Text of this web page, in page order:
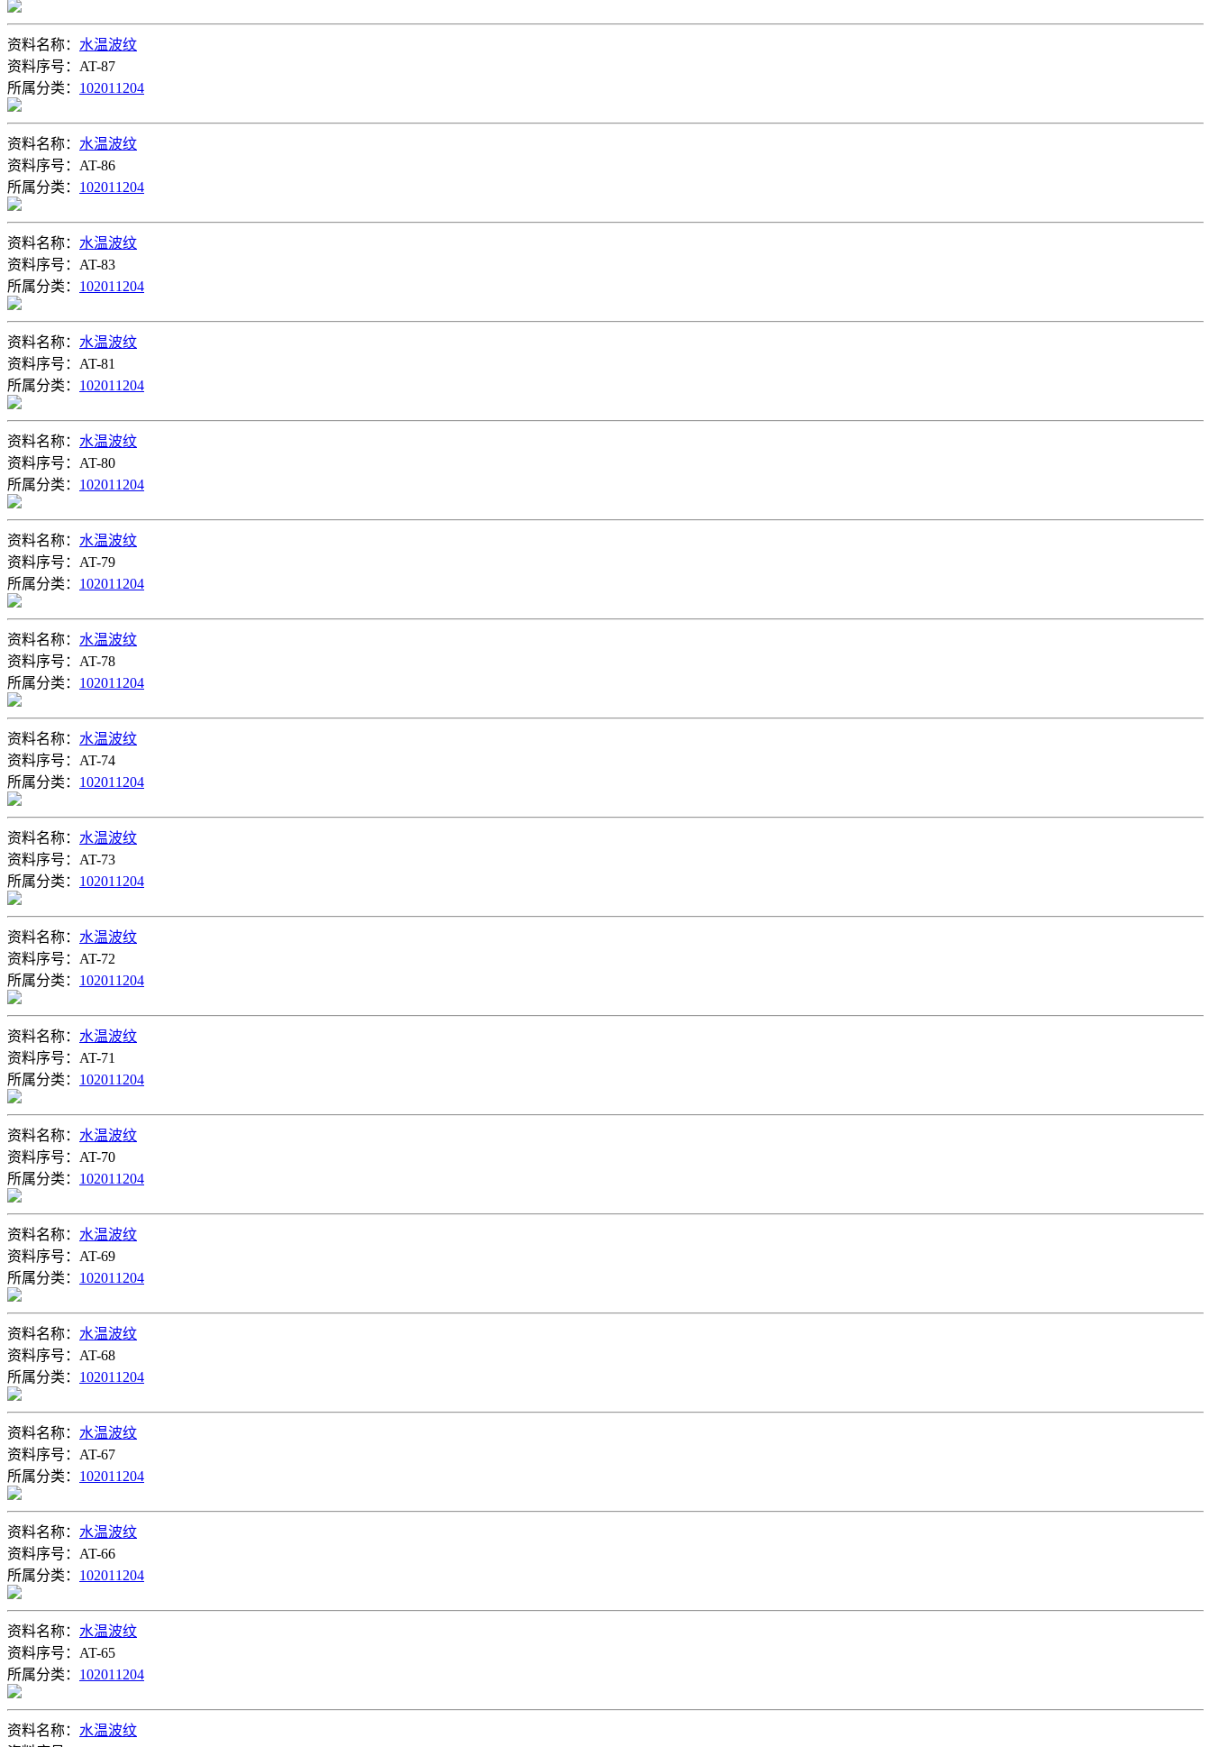
资料名称： 水温波纹
资料序号：AT-87
所属分类： 102011204
资料名称： 水温波纹
资料序号：AT-86
所属分类： 102011204
资料名称： 水温波纹
资料序号：AT-83
所属分类： 102011204
资料名称： 水温波纹
资料序号：AT-81
所属分类： 102011204
资料名称： 水温波纹
资料序号：AT-80
所属分类： 102011204
资料名称： 水温波纹
资料序号：AT-79
所属分类： 102011204
资料名称： 水温波纹
资料序号：AT-78
所属分类： 102011204
资料名称： 水温波纹
资料序号：AT-74
所属分类： 102011204
资料名称： 水温波纹
资料序号：AT-73
所属分类： 102011204
资料名称： 水温波纹
资料序号：AT-72
所属分类： 102011204
资料名称： 水温波纹
资料序号：AT-71
所属分类： 102011204
资料名称： 水温波纹
资料序号：AT-70
所属分类： 102011204
资料名称： 水温波纹
资料序号：AT-69
所属分类： 102011204
资料名称： 水温波纹
资料序号：AT-68
所属分类： 102011204
资料名称： 水温波纹
资料序号：AT-67
所属分类： 102011204
资料名称： 水温波纹
资料序号：AT-66
所属分类： 102011204
资料名称： 水温波纹
资料序号：AT-65
所属分类： 102011204
资料名称： 水温波纹